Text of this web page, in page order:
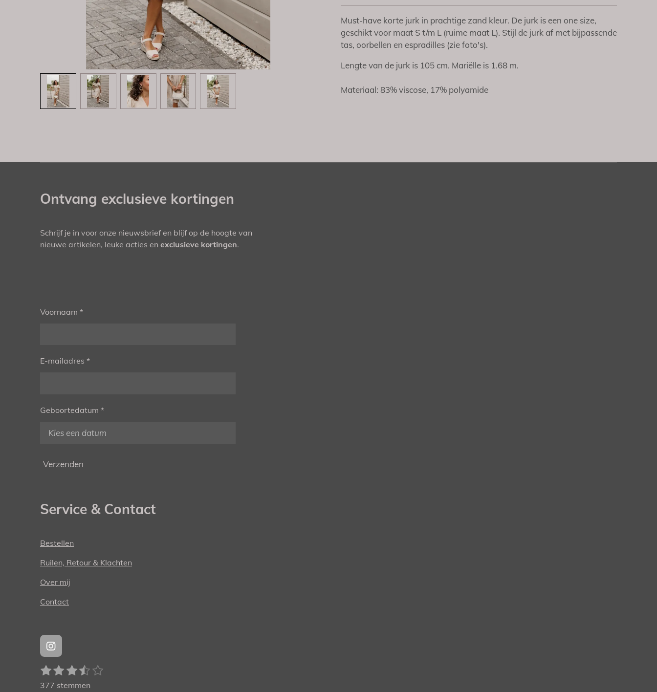
Must-have korte jurk in prachtige zand kleur. De jurk is een one size,
geschikt voor maat S t/m L (ruime maat L). Stijl de jurk af met bijpassende
tas, oorbellen en espradilles (zie foto's).
Lengte van de jurk is 105 cm. Mariëlle is 1.68 m.
Materiaal: 83% viscose, 17% polyamide
Ontvang exclusieve kortingen
Schrijf je in voor onze nieuwsbrief en blijf op de hoogte van
nieuwe artikelen, leuke acties en exclusieve kortingen.
Voornaam *
E-mailadres *
Geboortedatum *
Verzenden
Service & Contact
Bestellen
Ruilen, Retour & Klachten
Over mij
Contact
I
n
s
a
R
a
1
s
2
s
3
s
4
s
5 S
377 stemmen